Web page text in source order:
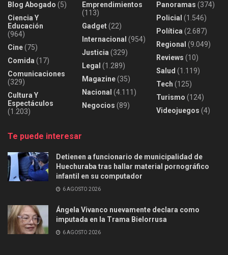
Blog Abogado (5)
Ciencia Y
Educación
(964)
Cine(75)
Comida (17)
Comunicaciones
(329)
Cultura Y
Espectáculos
(1.203)
Emprendimientos
(113)
Gadget(22)
Internacional (954)
Justicia (329)
Legal (1.289)
Magazine(35)
Nacional (4.111)
Negocios (89)
Panoramas (374)
Policial (1.546)
Política (2.687)
Regional (9.049)
Reviews (10)
Salud (1.119)
Tech (125)
Turismo (124)
Videojuegos (4)
Te puede interesar
Detienen a funcionario de municipalidad de
Huechuraba tras hallar material pornográfico
infantil en su computador
6 AGOSTO 2026
Ángela Vivanco nuevamente declara como
imputada en la Trama Bielorrusa
6 AGOSTO 2026